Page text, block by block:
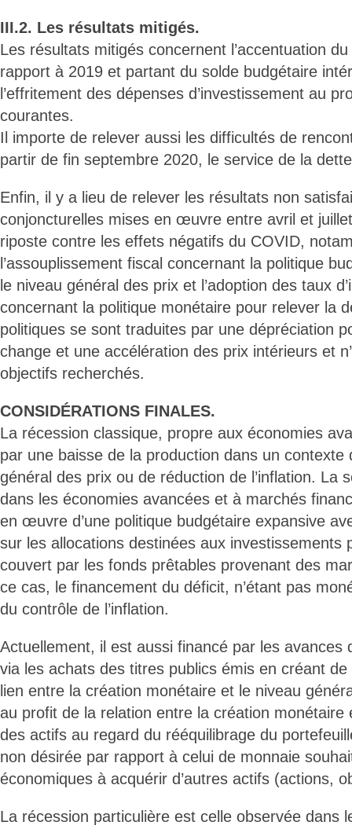
III.2. Les résultats mitigés.
Les résultats mitigés concernent l’accentuation
rapport à 2019 et partant du solde budgétaire
l’effritement des dépenses d’investissement au
courantes.
Il importe de relever aussi les difficultés de
partir de fin septembre 2020, le service de la
Enfin, il y a lieu de relever les résultats non
conjoncturelles mises en œuvre entre avril et
riposte contre les effets négatifs du COVID,
l’assouplissement fiscal concernant la politique
le niveau général des prix et l’adoption des taux
concernant la politique monétaire pour relever la
politiques se sont traduites par une dépréciation
change et une accélération des prix intérieurs et
objectifs recherchés.
CONSIDÉRATIONS FINALES.
La récession classique, propre aux économies
par une baisse de la production dans un contexte
général des prix ou de réduction de l’inflation. La
dans les économies avancées et à marchés
en œuvre d’une politique budgétaire expansive
sur les allocations destinées aux investissements
couvert par les fonds prêtables provenant des
ce cas, le financement du déficit, n’étant pas
du contrôle de l’inflation.
Actuellement, il est aussi financé par les avances
via les achats des titres publics émis en créant
lien entre la création monétaire et le niveau
au profit de la relation entre la création monétaire
des actifs au regard du rééquilibrage du
non désirée par rapport à celui de monnaie
économiques à acquérir d’autres actifs (actions,
La récession particulière est celle observée dans